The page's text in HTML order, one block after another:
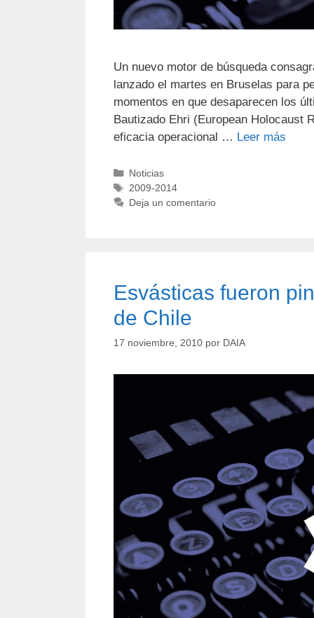
Un nuevo motor de búsqueda
lanzado el martes en Bruselas para
momentos en que desaparecen los
Bautizado Ehri (European Holocaust
eficacia operacional … Leer más
Noticias
2009-2014
Deja un comentario
Esvásticas fueron
de Chile
17 noviembre, 2010 por DAIA